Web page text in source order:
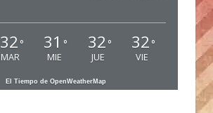
32 °
MAR
31 °
MIE
32 °
JUE
32 °
VIE
El Tiempo de OpenWeatherMap